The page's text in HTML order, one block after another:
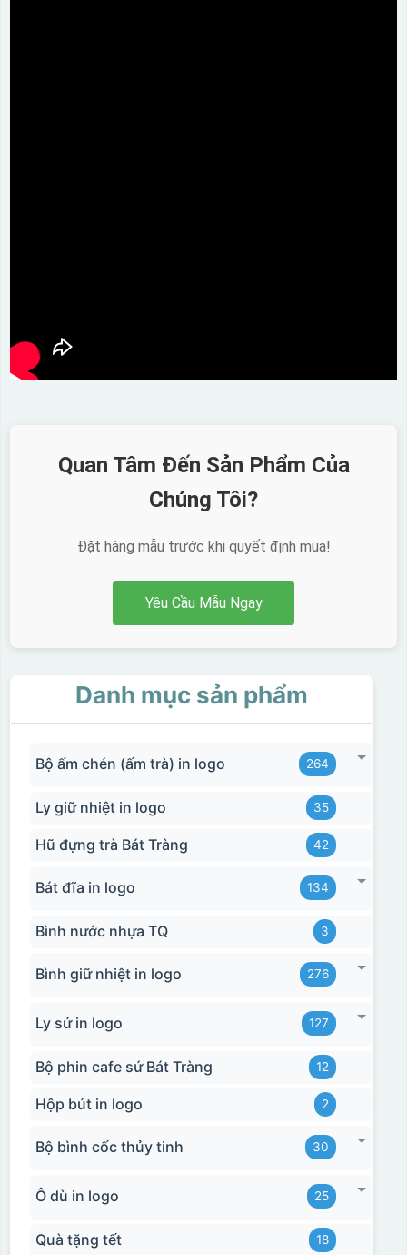
Hộp xi ly sứ
Quan Tâm Đến Sản Phẩm Của
Chúng Tôi?
Đặt hàng mẫu trước khi quyết định mua!
Yêu Cầu Mẫu Ngay
Danh mục sản phẩm
Bộ ấm chén (ấm trà) in logo 264
Ly giữ nhiệt in logo 35
Hũ đựng trà Bát Tràng 42
Bát đĩa in logo 134
Bình nước nhựa TQ 3
Bình giữ nhiệt in logo 276
Ly sứ in logo 127
Bộ phin cafe sứ Bát Tràng 12
Hộp bút in logo 2
Bộ bình cốc thủy tinh 30
Ô dù in logo 25
Quà tặng tết 18